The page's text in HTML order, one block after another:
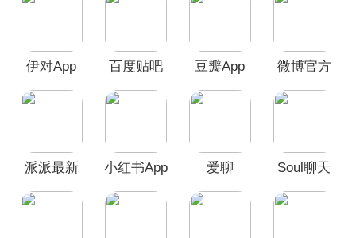
有灵犀、趣味相投的新挚友，让你不再
孤单寂寞。软件使用感受因人而异，欢
伊对App
百度贴吧
豆瓣App
微博官方
派派最新
小红书App 爱聊
Soul聊天